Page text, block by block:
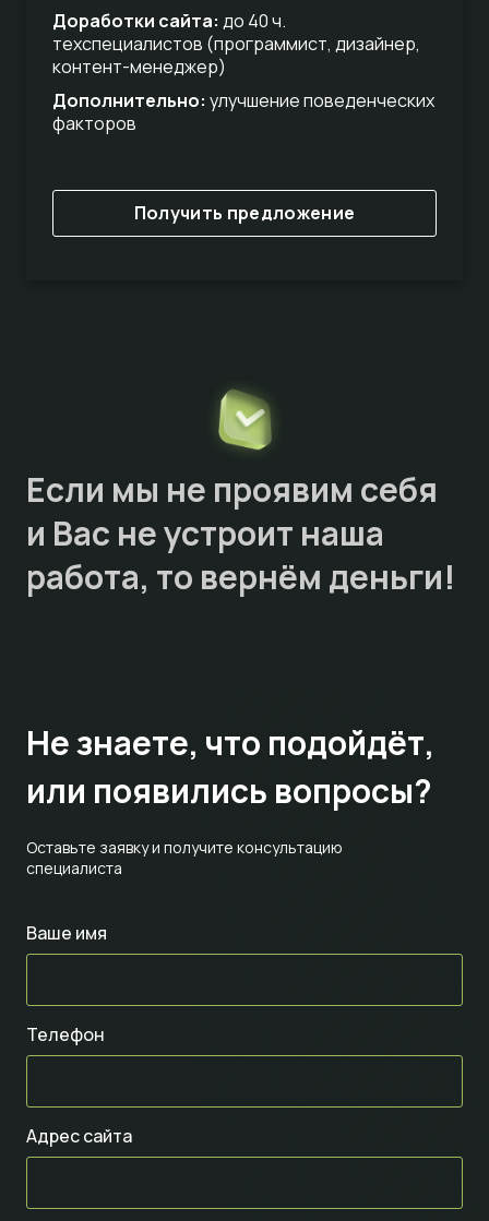
Доработки сайта: до 40 ч.
техспециалистов (программист, дизайнер,
контент-менеджер)
Дополнительно: улучшение поведенческих
факторов
Получить предложение
Если мы не проявим себя
и Вас не устроит наша
работа, то вернём деньги!
Оставьте заявку и получите консультацию
специалиста
Не знаете, что подойдёт,
или появились вопросы?
Ваше имя
Телефон
Адрес сайта